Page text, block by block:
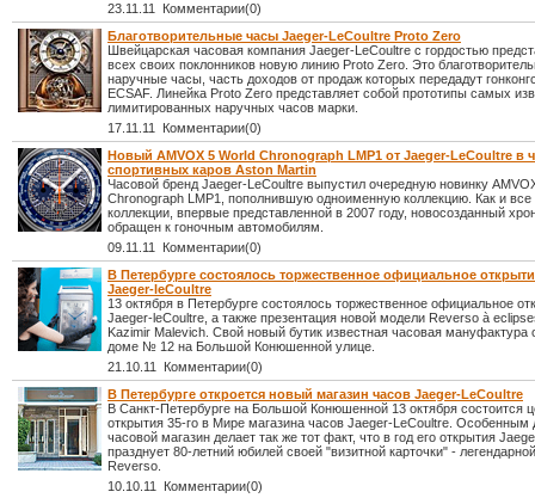
23.11.11 Комментарии(0)
Благотворительные часы Jaeger-LeCoultre Proto Zero
Швейцарская часовая компания Jaeger-LeCoultre с гордостью
всех своих поклонников новую линию Proto Zero. Это
наручные часы, часть доходов от продаж которых передадут
ECSAF. Линейка Proto Zero представляет собой прототипы самых
лимитированных наручных часов марки.
17.11.11 Комментарии(0)
Новый AMVOX 5 World Chronograph LMP1 от Jaeger-LeCoultre в
спортивных каров Aston Martin
Часовой бренд Jaeger-LeCoultre выпустил очередную новинку
Chronograph LMP1, пополнившую одноименную коллекцию. Как и
коллекции, впервые представленной в 2007 году, новосозданный
обращен к гоночным автомобилям.
09.11.11 Комментарии(0)
В Петербурге состоялось торжественное официальное
Jaeger-leCoultre
13 октября в Петербурге состоялось торжественное официальное
Jaeger-leCoultre, а также презентация новой модели Reverso à
Kazimir Malevich. Свой новый бутик известная часовая мануфактура
доме № 12 на Большой Конюшенной улице.
21.10.11 Комментарии(0)
В Петербурге откроется новый магазин часов Jaeger-LeCoultre
В Санкт-Петербурге на Большой Конюшенной 13 октября состоится
открытия 35-го в Мире магазина часов Jaeger-LeCoultre. Особенным
часовой магазин делает так же тот факт, что в год его открытия
празднует 80-летний юбилей своей "визитной карточки" -
Reverso.
10.10.11 Комментарии(0)